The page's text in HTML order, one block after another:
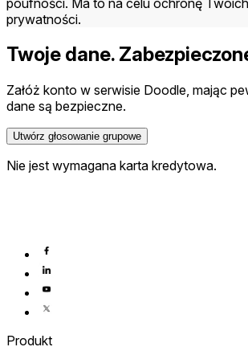
prywatności.
Twoje dane.
Załóż konto w serwisie Doodle, mając
dane są bezpieczne.
Utwórz głosowanie grupowe
Nie jest wymagana karta kredytowa.
Produkt